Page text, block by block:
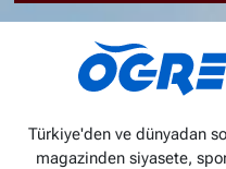
Türkiye'den ve dünyadan
magazinden siyasete,